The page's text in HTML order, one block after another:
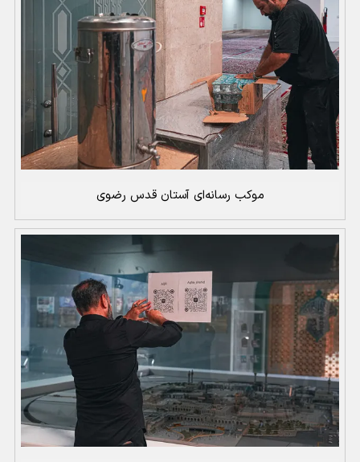
موکب رسانه‌ای آستان قدس رضوی